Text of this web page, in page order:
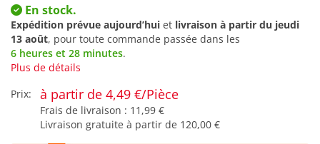
En stock.
Expédition prévue aujourd’hui et livraison à partir du jeudi
13 août, pour toute commande passée dans les
6 heures et 28 minutes.
Plus de détails
Prix:
à partir de 4,49 €/Pièce
Frais de livraison : 11,99 €
Livraison gratuite à partir de 120,00 €